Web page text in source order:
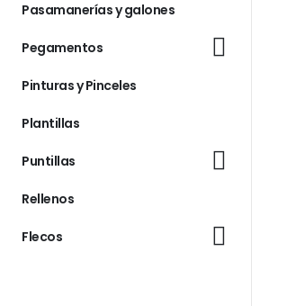
Pasamanerías y galones
Pegamentos
Pinturas y Pinceles
Plantillas
Puntillas
Rellenos
Flecos